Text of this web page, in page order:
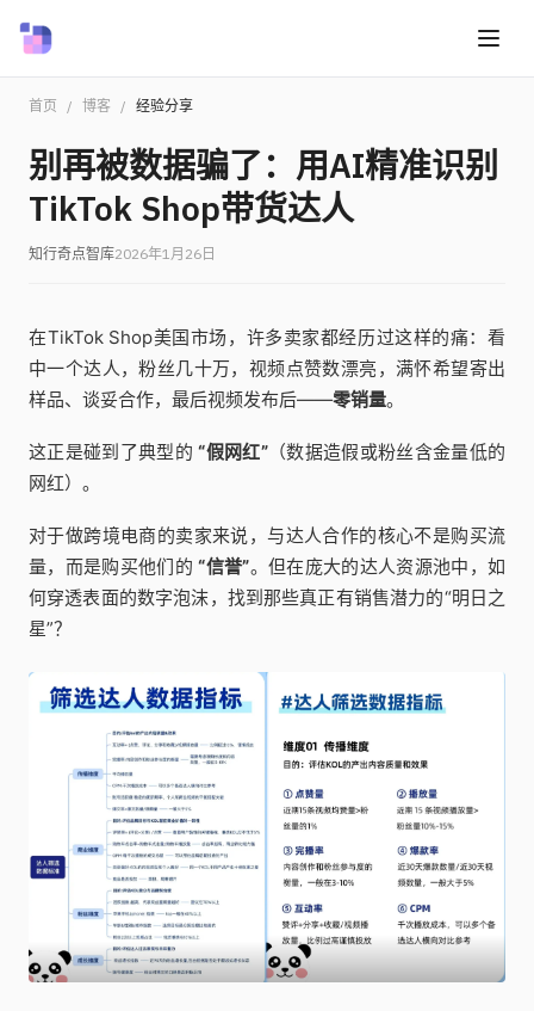
首页 / 博客 / 经验分享
别再被数据骗了：用AI精准识别
TikTok Shop带货达人
知行奇点智库2026年1月26日
在TikTok Shop美国市场，许多卖家都经历过这样的痛：看
中一个达人，粉丝几十万，视频点赞数漂亮，满怀希望寄出
样品、谈妥合作，最后视频发布后——零销量。
这正是碰到了典型的“假网红”（数据造假或粉丝含金量低的
网红）。
对于做跨境电商的卖家来说，与达人合作的核心不是购买流
量，而是购买他们的“信誉”。但在庞大的达人资源池中，如
何穿透表面的数字泡沫，找到那些真正有销售潜力的“明日之
星”？